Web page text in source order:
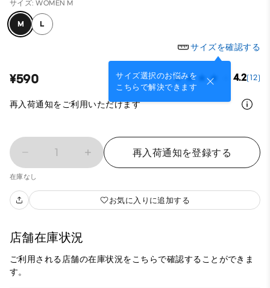
サイズ: WOMEN M
M L
サイズを確認する
サイズ選択のお悩みを
こちらで解決できます
¥590 4.2(12)
再入荷通知をご利用いただけます
1 再入荷通知を登録する
在庫なし
お気に入りに追加する
店舗在庫状況
ご利用される店舗の在庫状況をこちらで確認することができま
す。